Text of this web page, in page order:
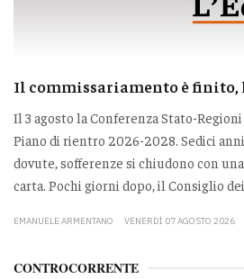
Il commissariamento è finito,
Il 3 agosto la Conferenza Stato-
Piano di rientro 2026-2028. Sedici
dovute, sofferenze si chiudono con
carta. Pochi giorni dopo, il Consiglio
EMANUELE ARMENTANO VENERDÌ 07 AGOSTO 2026
CONTROCORRENTE